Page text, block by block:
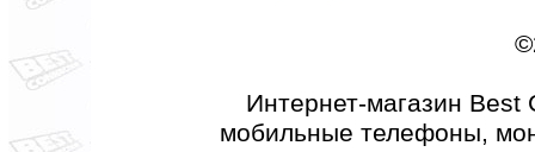
Интернет-магазин Best
мобильные телефоны,